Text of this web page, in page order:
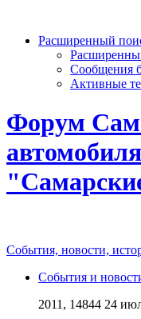
Расширенный
Сообщения
Активные
Форум
События, новости,
События и
2011, 14844 24